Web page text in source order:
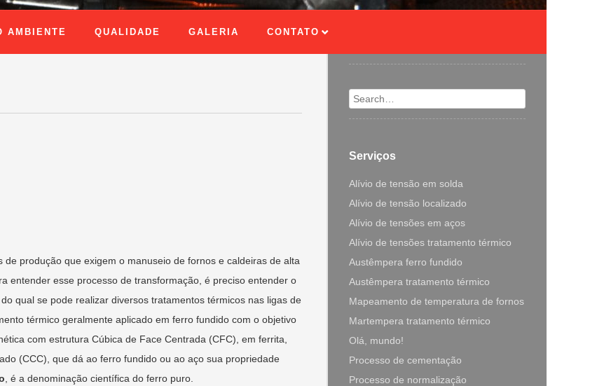
AMBIENTE QUALIDADE GALERIA CONTATO
de produção que exigem o manuseio de fornos e caldeiras de alta
entender esse processo de transformação, é preciso entender o
qual se pode realizar diversos tratamentos térmicos nas ligas de
térmico geralmente aplicado em ferro fundido com o objetivo
com estrutura Cúbica de Face Centrada (CFC), em ferrita,
(CCC), que dá ao ferro fundido ou ao aço sua propriedade
, é a denominação científica do ferro puro.
Search
Serviços
Alívio de tensão em solda
Alívio de tensão localizado
Alívio de tensões em aços
Alívio de tensões tratamento térmico
Austêmpera ferro fundido
Austêmpera tratamento térmico
Mapeamento de temperatura de fornos
Martempera tratamento térmico
Olá, mundo!
Processo de cementação
Processo de normalização